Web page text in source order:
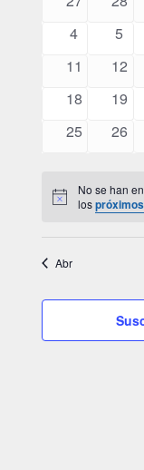
de
0
4
0
5
0
11
0
12
0
18
0
19
0
25
0
26
Aviso
No se han
los
Abr